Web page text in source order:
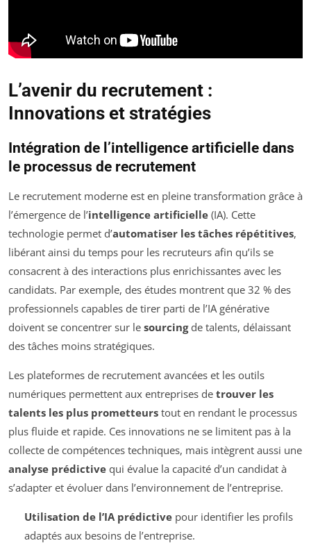
L’avenir du recrutement :
Innovations et stratégies
Intégration de l’intelligence artificielle dans
le processus de recrutement
Le recrutement moderne est en pleine transformation grâce à
l’émergence de l’intelligence artificielle (IA). Cette
technologie permet d’automatiser les tâches répétitives,
libérant ainsi du temps pour les recruteurs afin qu’ils se
consacrent à des interactions plus enrichissantes avec les
candidats. Par exemple, des études montrent que 32 % des
professionnels capables de tirer parti de l’IA générative
doivent se concentrer sur le sourcingde talents, délaissant
des tâches moins stratégiques.
Les plateformes de recrutement avancées et les outils
numériques permettent aux entreprises de trouver les
talents les plus prometteurs tout en rendant le processus
plus fluide et rapide. Ces innovations ne se limitent pas à la
collecte de compétences techniques, mais intègrent aussi une
analyse prédictive qui évalue la capacité d’un candidat à
s’adapter et évoluer dans l’environnement de l’entreprise.
Utilisation de l’IA prédictivepour identifier les profils
adaptés aux besoins de l’entreprise.